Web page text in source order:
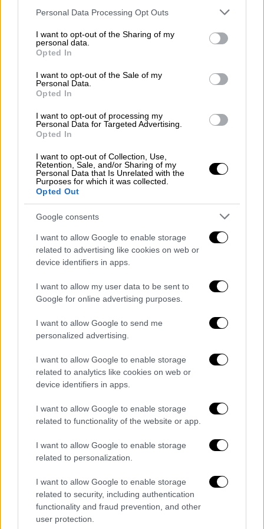
Please note that this website/app uses one or more Google
not limited to your visit or usage behaviour. You may click to
grant or deny consent to Google and its third-party tags to
use your data for below specified purposes in below Google
consent section.
Personal Data Processing Opt Outs
I want to opt-out of the Sharing of my
personal data.
Opted In
I want to opt-out of the Sale of my
Personal Data.
Opted In
I want to opt-out of processing my
Personal Data for Targeted Advertising.
Opted In
I want to opt-out of Collection, Use,
Retention, Sale, and/or Sharing of my
Personal Data that Is Unrelated with the
Purposes for which it was collected.
Opted Out
Google consents
I want to allow Google to enable storage
related to advertising like cookies on web or
device identifiers in apps.
I want to allow my user data to be sent to
Google for online advertising purposes.
I want to allow Google to send me
personalized advertising.
I want to allow Google to enable storage
related to analytics like cookies on web or
device identifiers in apps.
I want to allow Google to enable storage
related to functionality of the website or app.
I want to allow Google to enable storage
related to personalization.
I want to allow Google to enable storage
related to security, including authentication
functionality and fraud prevention, and other
user protection.
Στην ουσία πρόκειται για ένα σύμπλεγμα
δεκαπέντε λιμνών, οι οποίες λόγω της
ανωμαλίας του εδάφους δημιουργούν
καταρράκτες. Πάρε μαζί σου αθλητικά
δέντρα και να διασχίσεις τα ξύλινα γεφύρια,
σε ένα μοναδικό τοπίο γύρω από τις λίμνες.
Το κολύμπι στα υπέροχα νερά του
Πολυλίμνιου είναι εμπειρία ανεπανάληπτη,
μην ξεχνάς όμως πως το μέρος είναι αρκετά
επικίνδυνο για παιδιά, καθώς δεν μιλάμε για
θάλασσα, αλλά για πάρα πολύ βαθιά νερά
Στα νερά και τα βράχια θα συναντήσεις
τεράστια καβούρια, ενώ αξίζει να σημειωθεί
πως η χρήση μάσκας είναι άσκοπη, καθώς τα
νερά των λιμνών είναι θολά και -όπως
τονίσαμε πριν- επικίνδυνα για παιδιά.
video
Οι παραλίες της Γιάλοβας
Σε απόσταση αναπνοής βρίσκεται η